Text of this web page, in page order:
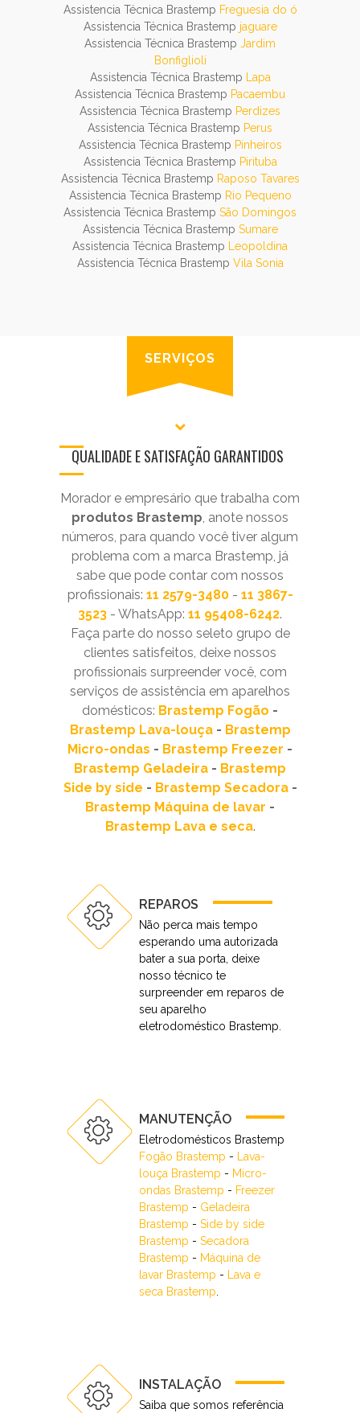
Assistencia Técnica Brastemp Freguesia do ó
Assistencia Técnica Brastemp jaguare
Assistencia Técnica Brastemp Jardim
Bonfiglioli
Assistencia Técnica Brastemp
Lapa
Assistencia Técnica Brastemp Pacaembu
Assistencia Técnica Brastemp Perdizes
Assistencia Técnica Brastemp Perus
Assistencia Técnica Brastemp Pinheiros
Assistencia Técnica Brastemp Pirituba
Assistencia Técnica Brastemp Raposo Tavares
Assistencia Técnica Brastemp Rio Pequeno
Assistencia Técnica Brastemp São Domingos
Assistencia Técnica Brastemp Sumare
Assistencia Técnica Brastemp
Leopoldina
Assistencia Técnica Brastemp Vila Sonia
SERVIÇOS
QUALIDADE E SATISFAÇÃO GARANTIDOS
Morador e empresário que trabalha com
produtos Brastemp, anote nossos
números, para quando você tiver algum
problema com a marca Brastemp, já
sabe que pode contar com nossos
profissionais: 11 2579-3480- 11 3867-
3523 - WhatsApp: 11 95408-6242.
Faça parte do nosso seleto grupo de
clientes satisfeitos, deixe nossos
profissionais surpreender você, com
serviços de assistência em aparelhos
domésticos: Brastemp Fogão -
Brastemp Lava-louça- Brastemp
Micro-ondas - Brastemp Freezer -
Brastemp Geladeira - Brastemp
Side by side - Brastemp Secadora-
Brastemp Máquina de lavar -
Brastemp Lava e seca.
REPAROS
Não perca mais tempo
esperando uma autorizada
bater a sua porta, deixe
nosso técnico te
surpreender em reparos de
seu aparelho
eletrodoméstico Brastemp.
MANUTENÇÃO
Eletrodomésticos Brastemp
Fogão Brastemp -
Lava-
louça Brastemp - Micro-
ondas Brastemp - Freezer
Brastemp - Geladeira
Brastemp - Side by side
Brastemp - Secadora
Brastemp - Máquina de
lavar Brastemp -
Lava e
seca Brastemp
INSTALAÇÃO
Saiba que somos referência